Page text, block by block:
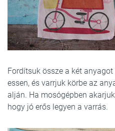
Fordítsuk össze a két
essen, és varrjuk körbe az
alján. Ha mosógépben
hogy jó erős legyen a varrás.